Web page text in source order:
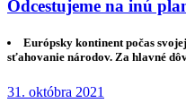
Odcestujeme na inú
Európsky kontinent počas
sťahovanie národov. Za hlavné
31. októbra 2021